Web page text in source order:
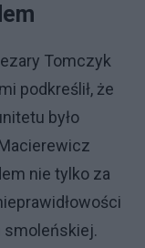
Tomczyk
podkreślił, że
było
nie tylko za
smoleńskiej.